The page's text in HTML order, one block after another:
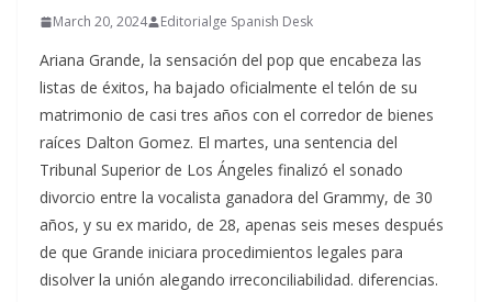
March 20, 2024 Editorialge Spanish Desk
Ariana Grande, la sensación del pop que encabeza las
listas de éxitos, ha bajado oficialmente el telón de su
matrimonio de casi tres años con el corredor de bienes
raíces Dalton Gomez. El martes, una sentencia del
Tribunal Superior de Los Ángeles finalizó el sonado
divorcio entre la vocalista ganadora del Grammy, de 30
años, y su ex marido, de 28, apenas seis meses después
de que Grande iniciara procedimientos legales para
disolver la unión alegando irreconciliabilidad. diferencias.